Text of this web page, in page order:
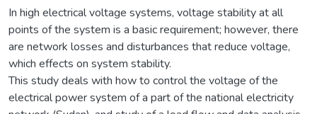
In high electrical voltage systems, voltage stability at all
points of the system is a basic requirement; however, there
are network losses and disturbances that reduce voltage,
which effects on system stability.
This study deals with how to control the voltage of the
electrical power system of a part of the national electricity